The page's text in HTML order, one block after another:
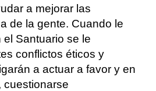
a mejorar las
de la gente. Cuando le
Santuario se le
conflictos éticos y
a actuar a favor y en
cuestionarse